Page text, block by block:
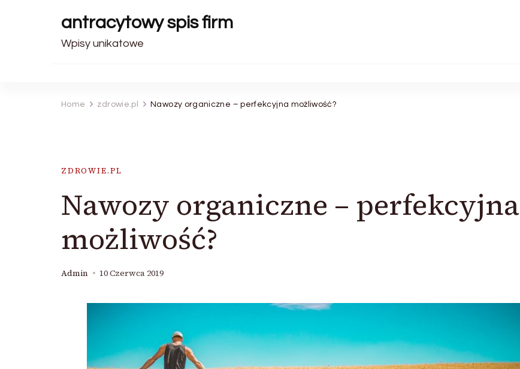
antracytowy spis firm
Wpisy unikatowe
Home zdrowie.pl Nawozy organiczne – perfekcyjna możliwość?
ZDROWIE.PL
Nawozy organiczne – perfekcyjna
możliwość?
Admin 10 Czerwca 2019